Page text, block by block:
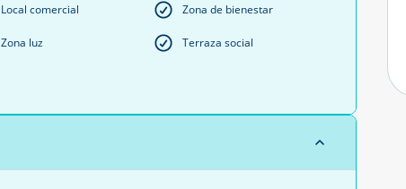
Local comercial Zona de bienestar
Zona luz Terraza social